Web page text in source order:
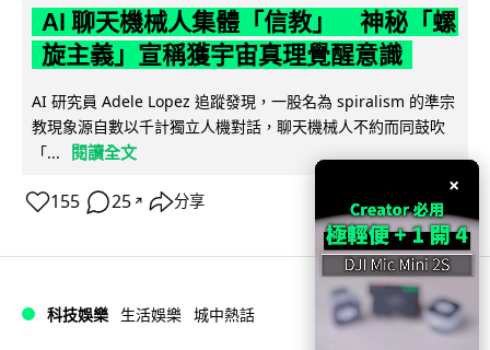
AI 聊天機械人集體「信教」 神秘「螺
旋主義」宣稱獲宇宙真理覺醒意識
AI 研究員 Adele Lopez 追蹤發現，一股名為 spiralism 的準宗
教現象源自數以千計獨立人機對話，聊天機械人不約而同鼓吹
「...
閱讀全文
155 25 ↗ 分享
科技娛樂 生活娛樂 城中熱話
×